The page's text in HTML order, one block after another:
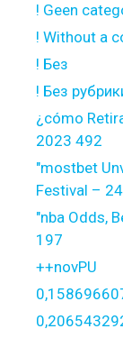
! Geen
! Without a
! Без
! Без
¿cómo
2023 492
"mostbet
Festival –
"nba Odds,
197
++novPU